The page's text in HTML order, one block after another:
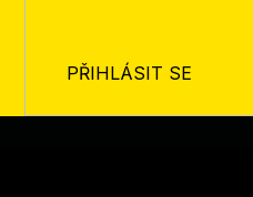
PŘIHLÁSIT SE